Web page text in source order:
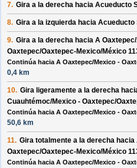
7. Gira a la derecha hacia Acueducto
8. Gira a la izquierda hacia Acueducto
9. Gira a la derecha hacia A Oaxtepec/
Oaxtepec/Oaxtepec-Mexico/México
Continúa hacia A Oaxtepec/Mexico -
0,4 km
10. Gira ligeramente a la derecha
Cuauhtémoc/Mexico - Oaxtepec/
Continúa hacia A Oaxtepec/Mexico -
50,6 km
11. Gira totalmente a la derecha hacia
Oaxtepec/Oaxtepec-Mexico/México
Continúa hacia A Oaxtepec/Mexico -